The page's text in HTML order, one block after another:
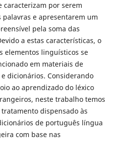
caracterizam por serem
e apresentarem um
pela soma das
a estas características, o
elementos linguísticos se
em materiais de
dicionários. Considerando
ao aprendizado do léxico
neste trabalho temos
dispensado às
de português língua
com base nas